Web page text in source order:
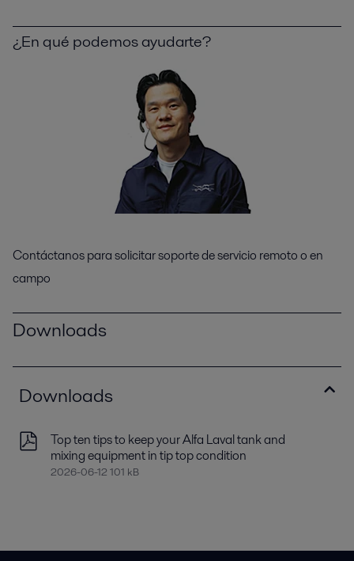
¿En qué podemos ayudarte?
Contáctanos para solicitar soporte de servicio remoto o en
campo
Downloads
Downloads
Top ten tips to keep your Alfa Laval tank and
mixing equipment in tip top condition
2026-06-12 101 kB